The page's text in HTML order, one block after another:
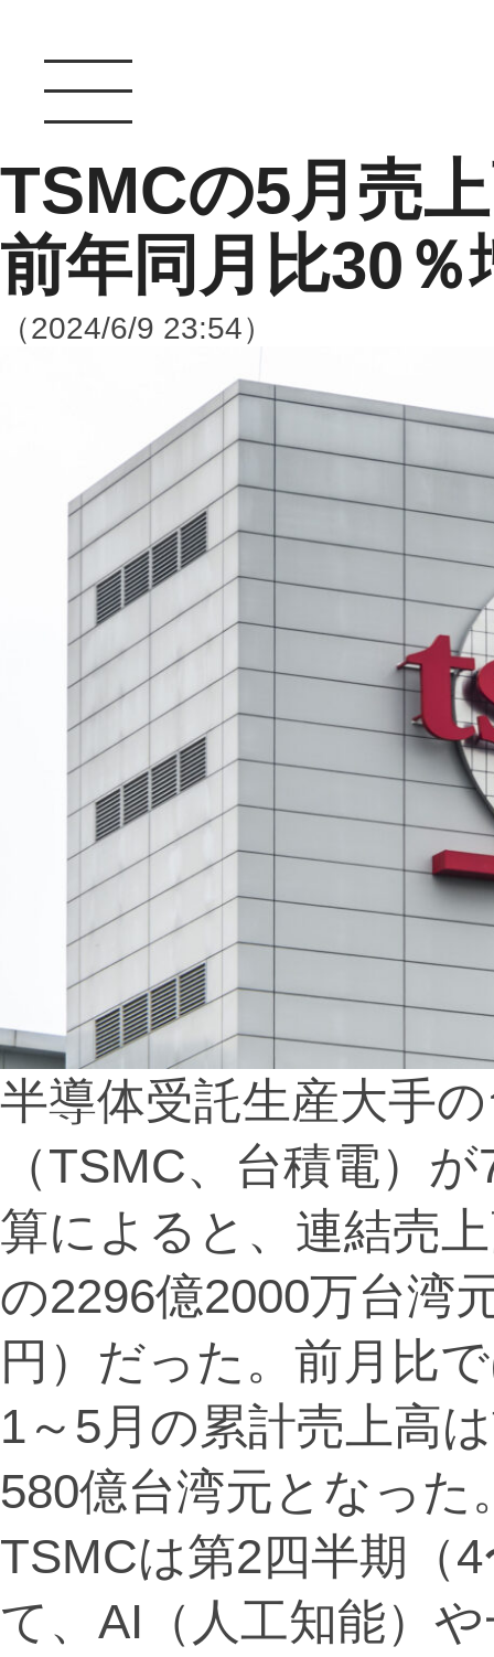
TSMCの5月売
前年同月比30％
（2024/6/9 23:54）
半導体受託生産大手
（TSMC、台積電）
算によると、連結売
の2296億2000万台湾
円）だった。前月比
1～5月の累計売上高
580億台湾元となった
TSMCは第2四半期（
て、AI（人工知能）